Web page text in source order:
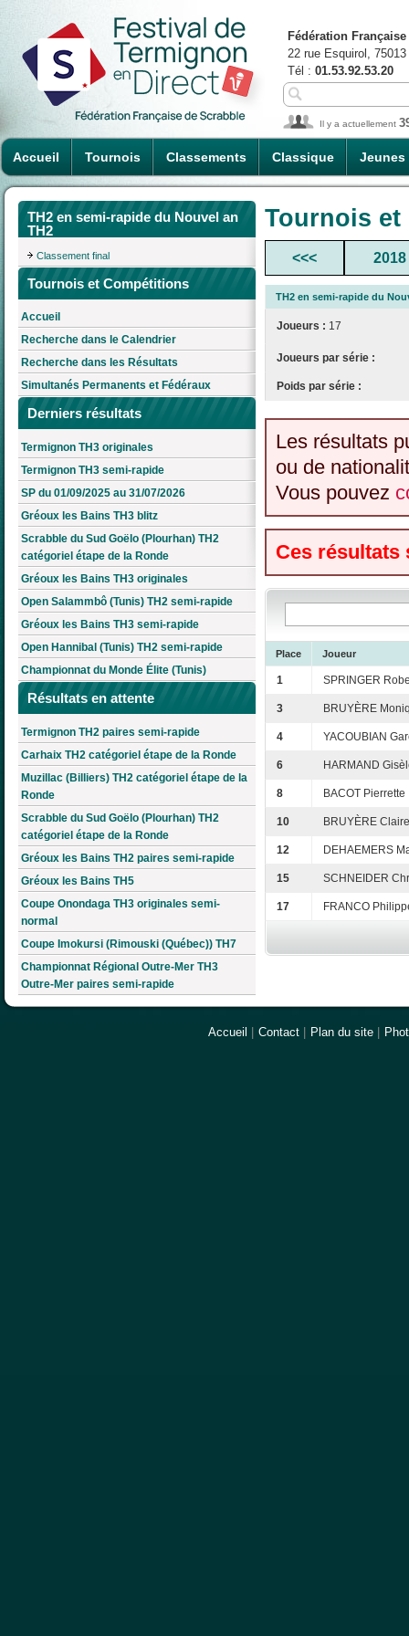
Accueil Tournois Classements Classique Jeunes
Fédération
22 rue Esquirol,
Tél : 01.53.92.53.20
Il y a actuellement
TH2 en semi-rapide du Nouvel an
TH2
Classement final
Tournois et Compétitions
Accueil
Recherche dans le Calendrier
Recherche dans les Résultats
Simultanés Permanents et Fédéraux
Derniers résultats
Termignon TH3 originales
Termignon TH3 semi-rapide
SP du 01/09/2025 au 31/07/2026
Gréoux les Bains TH3 blitz
Scrabble du Sud Goëlo (Plourhan) TH2
catégoriel étape de la Ronde
Gréoux les Bains TH3 originales
Open Salammbô (Tunis) TH2 semi-rapide
Gréoux les Bains TH3 semi-rapide
Open Hannibal (Tunis) TH2 semi-rapide
Championnat du Monde Élite (Tunis)
Résultats en attente
Termignon TH2 paires semi-rapide
Carhaix TH2 catégoriel étape de la Ronde
Muzillac (Billiers) TH2 catégoriel étape de la
Ronde
Scrabble du Sud Goëlo (Plourhan) TH2
catégoriel étape de la Ronde
Gréoux les Bains TH2 paires semi-rapide
Gréoux les Bains TH5
Coupe Onondaga TH3 originales semi-
normal
Coupe Imokursi (Rimouski (Québec)) TH7
Championnat Régional Outre-Mer TH3
Outre-Mer paires semi-rapide
Tournois
<<< 2018
TH2 en semi-rapide du
Joueurs : 17
Joueurs par série :
Poids par série :
Les résultats
ou de
Vous pouvez
Ces résultats
Place Joueur
1 SPRINGER
3 BRUYÈRE
4 YACOUBIAN
6 HARMAND
8 BACOT Pierrette
10 BRUYÈRE Claire
12 DEHAEMERS
15 SCHNEIDER
17 FRANCO
Accueil Contact Plan du site